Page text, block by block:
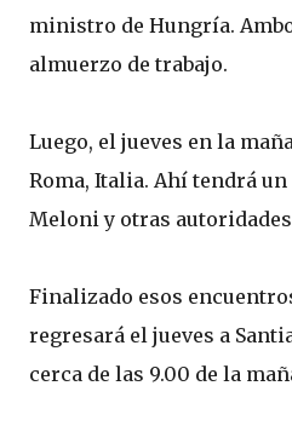
ministro de Hungría.
almuerzo de trabajo.
Luego, el jueves en la
Roma, Italia. Ahí tendrá
Meloni y otras
Finalizado esos
regresará el jueves a
cerca de las 9.00 de la